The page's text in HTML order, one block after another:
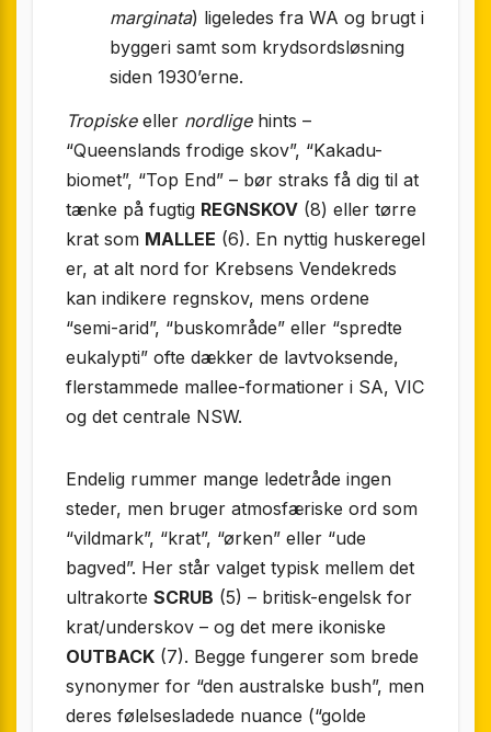
marginata) ligeledes fra WA og brugt i
byggeri samt som krydsordsløsning
siden 1930’erne.
Tropiskeeller nordligehints –
“Queenslands frodige skov”, “Kakadu-
biomet”, “Top End” – bør straks få dig til at
tænke på fugtig REGNSKOV (8) eller tørre
krat som MALLEE (6). En nyttig huskeregel
er, at alt nord for Krebsens Vendekreds
kan indikere regnskov, mens ordene
“semi-arid”, “buskområde” eller “spredte
eukalypti” ofte dækker de lavtvoksende,
fler­stammede mallee-formationer i SA, VIC
og det centrale NSW.
Endelig rummer mange ledetråde ingen
steder, men bruger atmosfæriske ord som
“vildmark”, “krat”, “ørken” eller “ude
bagved”. Her står valget typisk mellem det
ultrakorte SCRUB (5) – britisk-engelsk for
krat/underskov – og det mere ikoniske
OUTBACK (7). Begge fungerer som brede
synonymer for “den australske bush”, men
deres følelses­ladede nuance (“golde